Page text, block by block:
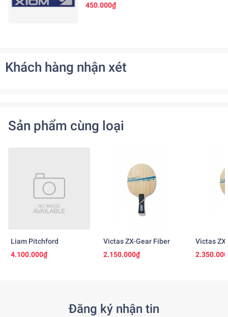
450.000₫
Khách hàng nhận xét
Sản phẩm cùng loại
Liam Pitchford
4.100.000₫
Victas ZX-Gear Fiber
2.150.000₫
Victas
Đăng ký nhận tin